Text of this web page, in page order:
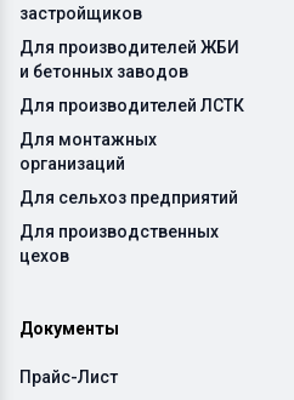
застройщиков
Для производителей ЖБИ
и бетонных заводов
Для производителей ЛСТК
Для монтажных
организаций
Для сельхоз предприятий
Для производственных
цехов
Документы
Прайс-Лист